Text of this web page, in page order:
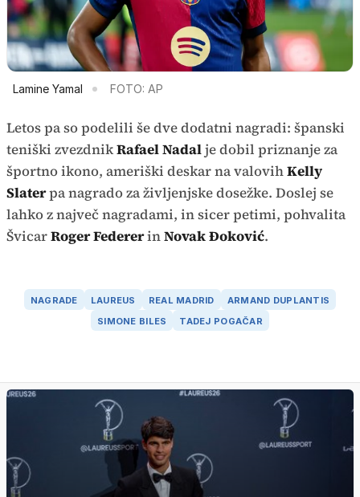
Lamine Yamal FOTO: AP
Letos pa so podelili še dve dodatni nagradi: španski
teniški zvezdnikRafael Nadalje dobil priznanje za
športno ikono, ameriški deskar na valovihKelly
Slaterpa nagrado za življenjske dosežke. Doslej se
lahko z največ nagradami, in sicer petimi, pohvalita
ŠvicarRoger FedererinNovak Đoković.
NAGRADE LAUREUS REAL MADRID
ARMAND DUPLANTIS
SIMONE BILES
TADEJ POGAČAR